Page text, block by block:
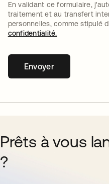
En validant ce formulaire,
traitement et au transfert
personnelles, comme stipulé
confidentialité.
Envoyer
Prêts à vous
?